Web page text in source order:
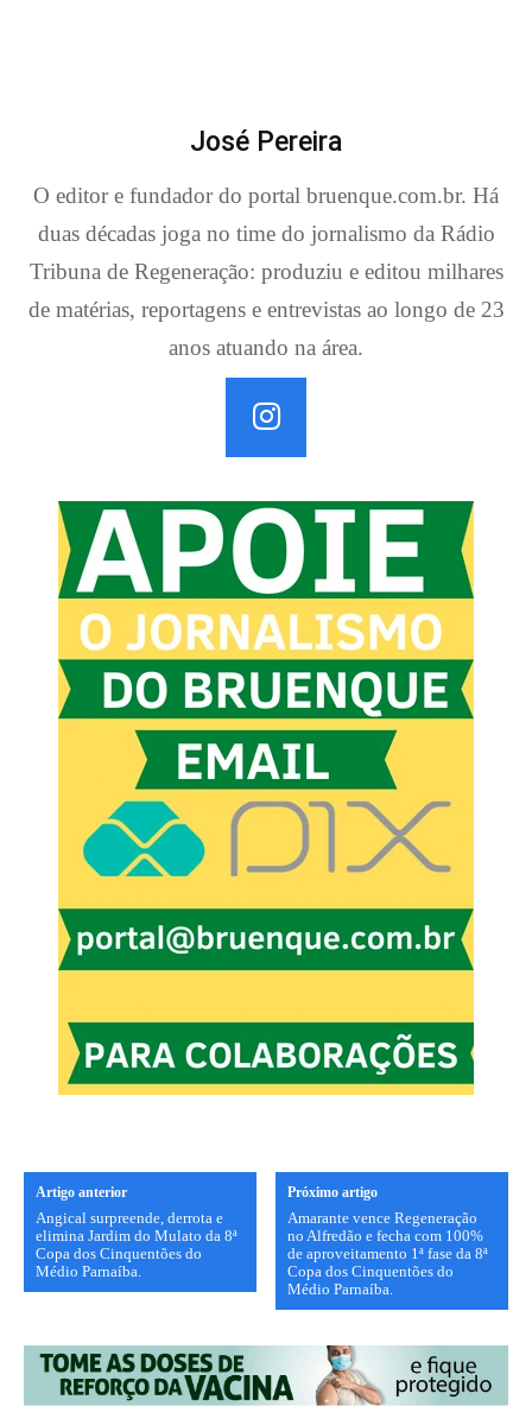
José Pereira
O editor e fundador do portal bruenque.com.br. Há
duas décadas joga no time do jornalismo da Rádio
Tribuna de Regeneração: produziu e editou milhares
de matérias, reportagens e entrevistas ao longo de 23
anos atuando na área.
Artigo anterior
Angical surpreende, derrota e
elimina Jardim do Mulato da 8ª
Copa dos Cinquentões do
Médio Parnaíba.
Próximo artigo
Amarante vence Regeneração
no Alfredão e fecha com 100%
de aproveitamento 1ª fase da 8ª
Copa dos Cinquentões do
Médio Parnaíba.